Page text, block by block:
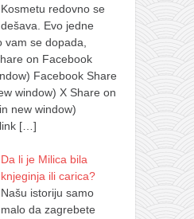
Kosmetu redovno se
dešava. Evo jedne
vam se dopada,
on Facebook
Facebook Share
window) X Share on
new window)
[…]
Da li je Milica bila
knjeginja ili carica?
Našu istoriju samo
malo da zagrebete